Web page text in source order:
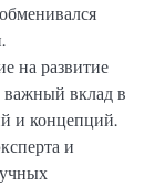
на развитие
важный вклад в
и концепций.
и